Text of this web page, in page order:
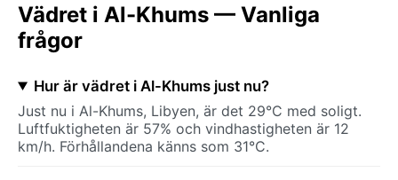
Vädret i Al-Khums — Vanliga
frågor
Hur är vädret i Al-Khums just nu?
Just nu i Al-Khums, Libyen, är det 29°C med soligt.
Luftfuktigheten är 57% och vindhastigheten är 12
km/h. Förhållandena känns som 31°C.